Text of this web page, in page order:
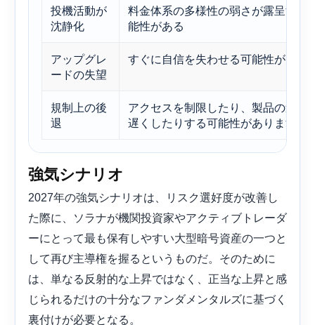
投機活動が
沈静化
料金体系の多様性の弱さが露呈する
能性がある
アップグレ
ードの失望
すぐに自信を失わせる可能性がある
規制上の後
退
アクセスを制限したり、製品の速度
遅くしたりする可能性があります。
強気シナリオ
2027年の強気シナリオは、リスク選好度が改善し
た際に、ソラナが機関投資家やアクティブトレーダ
ーにとって最も保有しやすい大型暗号資産の一つと
して再び主導権を握るというものだ。そのために
は、単なる反射的な上昇ではなく、正当な上昇と感
じられるだけの十分なファンダメンタルズに基づく
裏付けが必要となる。